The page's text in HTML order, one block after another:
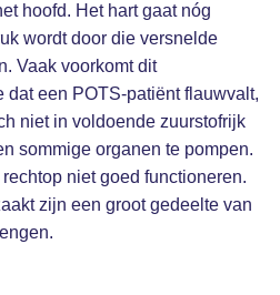
hoofd. Het hart gaat nóg
wordt door die versnelde
Vaak voorkomt dit
dat een POTS-patiënt flauwvalt,
niet in voldoende zuurstofrijk
sommige organen te pompen.
niet goed functioneren.
zijn een groot gedeelte van